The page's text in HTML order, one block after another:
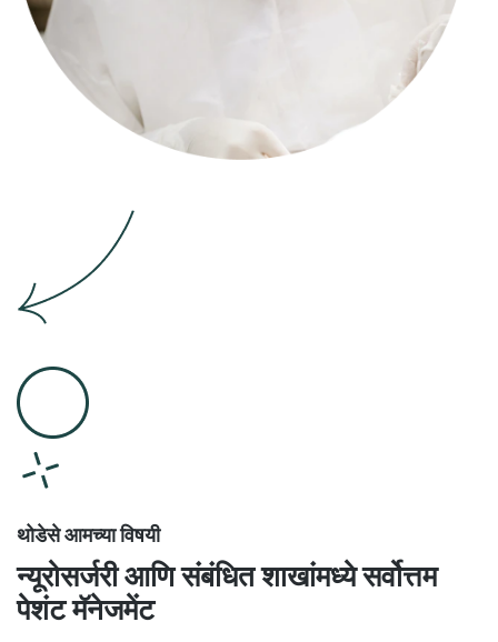
थोडेसे आमच्या विषयी
न्यूरोसर्जरी आणि संबंधित शाखांमध्ये सर्वोत्तम
पेशंट मॅनेजमेंट